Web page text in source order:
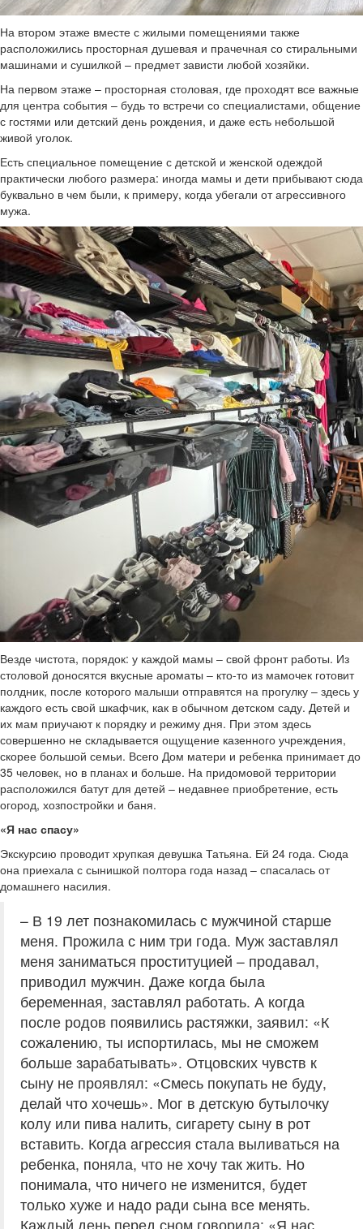
На втором этаже вместе с жилыми помещениями также
расположились просторная душевая и прачечная со стиральными
машинами и сушилкой – предмет зависти любой хозяйки.
На первом этаже – просторная столовая, где проходят все важные
для центра события – будь то встречи со специалистами, общение
с гостями или детский день рождения, и даже есть небольшой
живой уголок.
Есть специальное помещение с детской и женской одеждой
практически любого размера: иногда мамы и дети прибывают сюда
буквально в чем были, к примеру, когда убегали от агрессивного
мужа.
Везде чистота, порядок: у каждой мамы – свой фронт работы. Из
столовой доносятся вкусные ароматы – кто-то из мамочек готовит
полдник, после которого малыши отправятся на прогулку – здесь у
каждого есть свой шкафчик, как в обычном детском саду. Детей и
их мам приучают к порядку и режиму дня. При этом здесь
совершенно не складывается ощущение казенного учреждения,
скорее большой семьи. Всего Дом матери и ребенка принимает до
35 человек, но в планах и больше. На придомовой территории
расположился батут для детей – недавнее приобретение, есть
огород, хозпостройки и баня.
«Я нас спасу»
Экскурсию проводит хрупкая девушка Татьяна. Ей 24 года. Сюда
она приехала с сынишкой полтора года назад – спасалась от
домашнего насилия.
– В 19 лет познакомилась с мужчиной старше
меня. Прожила с ним три года. Муж заставлял
меня заниматься проституцией – продавал,
приводил мужчин. Даже когда была
беременная, заставлял работать. А когда
после родов появились растяжки, заявил: «К
сожалению, ты испортилась, мы не сможем
больше зарабатывать». Отцовских чувств к
сыну не проявлял: «Смесь покупать не буду,
делай что хочешь». Мог в детскую бутылочку
колу или пива налить, сигарету сыну в рот
вставить. Когда агрессия стала выливаться на
ребенка, поняла, что не хочу так жить. Но
понимала, что ничего не изменится, будет
только хуже и надо ради сына все менять.
Каждый день перед сном говорила: «Я нас